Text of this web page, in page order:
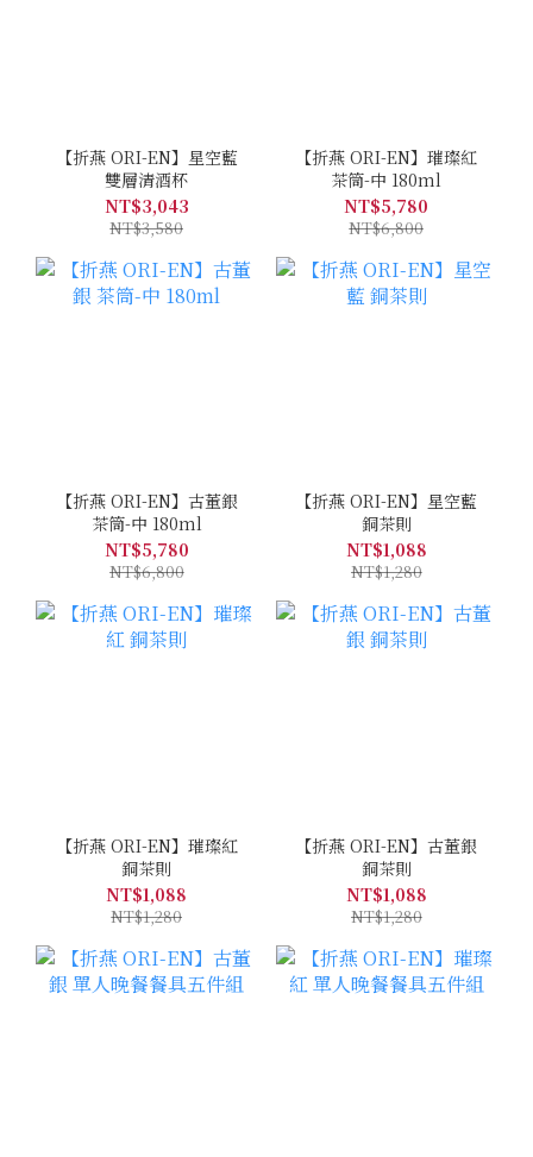
【折燕 ORI-EN】星空藍
雙層清酒杯
NT$3,043
NT$3,580
【折燕 ORI-EN】璀璨紅
茶筒-中 180ml
NT$5,780
NT$6,800
【折燕 ORI-EN】古董銀
茶筒-中 180ml
NT$5,780
NT$6,800
【折燕 ORI-EN】星空藍
銅茶則
NT$1,088
NT$1,280
【折燕 ORI-EN】璀璨紅
銅茶則
NT$1,088
NT$1,280
【折燕 ORI-EN】古董銀
銅茶則
NT$1,088
NT$1,280